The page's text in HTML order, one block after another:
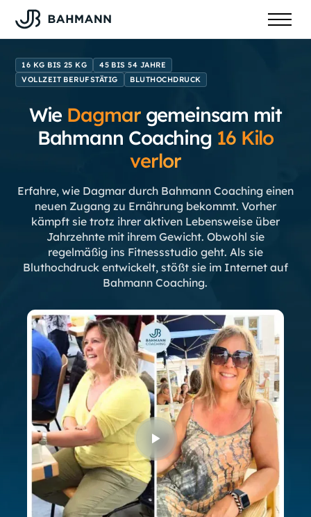
16 KG BIS 25 KG
45 BIS 54 JAHRE
VOLLZEIT BERUFSTÄTIG
BLUTHOCHDRUCK
Wie Dagmargemeinsam mit
Bahmann Coaching 16 Kilo
verlor
Erfahre, wie Dagmar durch Bahmann Coaching einen
neuen Zugang zu Ernährung bekommt. Vorher
kämpft sie trotz ihrer aktiven Lebensweise über
Jahrzehnte mit ihrem Gewicht. Obwohl sie
regelmäßig ins Fitnessstudio geht. Als sie
Bluthochdruck entwickelt, stößt sie im Internet auf
Bahmann Coaching.